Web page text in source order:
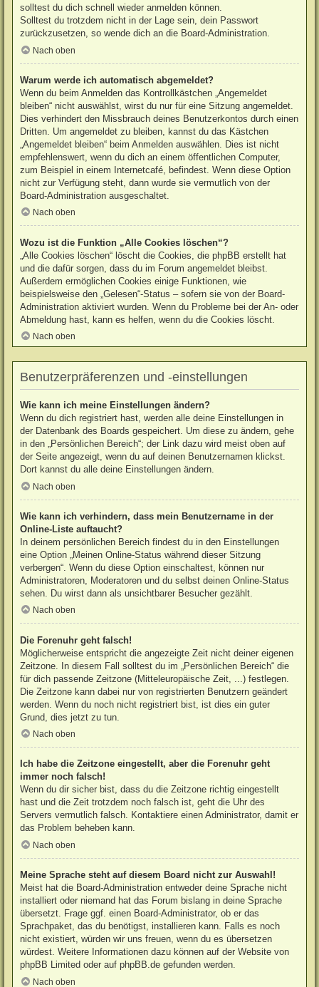
solltest du dich schnell wieder anmelden können.
Solltest du trotzdem nicht in der Lage sein, dein Passwort
zurückzusetzen, so wende dich an die Board-Administration.
Nach oben
Warum werde ich automatisch abgemeldet?
Wenn du beim Anmelden das Kontrollkästchen „Angemeldet
bleiben“ nicht auswählst, wirst du nur für eine Sitzung angemeldet.
Dies verhindert den Missbrauch deines Benutzerkontos durch einen
Dritten. Um angemeldet zu bleiben, kannst du das Kästchen
„Angemeldet bleiben“ beim Anmelden auswählen. Dies ist nicht
empfehlenswert, wenn du dich an einem öffentlichen Computer,
zum Beispiel in einem Internetcafé, befindest. Wenn diese Option
nicht zur Verfügung steht, dann wurde sie vermutlich von der
Board-Administration ausgeschaltet.
Nach oben
Wozu ist die Funktion „Alle Cookies löschen“?
„Alle Cookies löschen“ löscht die Cookies, die phpBB erstellt hat
und die dafür sorgen, dass du im Forum angemeldet bleibst.
Außerdem ermöglichen Cookies einige Funktionen, wie
beispielsweise den „Gelesen“-Status – sofern sie von der Board-
Administration aktiviert wurden. Wenn du Probleme bei der An- oder
Abmeldung hast, kann es helfen, wenn du die Cookies löscht.
Nach oben
Benutzerpräferenzen und -einstellungen
Wie kann ich meine Einstellungen ändern?
Wenn du dich registriert hast, werden alle deine Einstellungen in
der Datenbank des Boards gespeichert. Um diese zu ändern, gehe
in den „Persönlichen Bereich“; der Link dazu wird meist oben auf
der Seite angezeigt, wenn du auf deinen Benutzernamen klickst.
Dort kannst du alle deine Einstellungen ändern.
Nach oben
Wie kann ich verhindern, dass mein Benutzername in der
Online-Liste auftaucht?
In deinem persönlichen Bereich findest du in den Einstellungen
eine Option „Meinen Online-Status während dieser Sitzung
verbergen“. Wenn du diese Option einschaltest, können nur
Administratoren, Moderatoren und du selbst deinen Online-Status
sehen. Du wirst dann als unsichtbarer Besucher gezählt.
Nach oben
Die Forenuhr geht falsch!
Möglicherweise entspricht die angezeigte Zeit nicht deiner eigenen
Zeitzone. In diesem Fall solltest du im „Persönlichen Bereich“ die
für dich passende Zeitzone (Mitteleuropäische Zeit, ...) festlegen.
Die Zeitzone kann dabei nur von registrierten Benutzern geändert
werden. Wenn du noch nicht registriert bist, ist dies ein guter
Grund, dies jetzt zu tun.
Nach oben
Ich habe die Zeitzone eingestellt, aber die Forenuhr geht
immer noch falsch!
Wenn du dir sicher bist, dass du die Zeitzone richtig eingestellt
hast und die Zeit trotzdem noch falsch ist, geht die Uhr des
Servers vermutlich falsch. Kontaktiere einen Administrator, damit er
das Problem beheben kann.
Nach oben
Meine Sprache steht auf diesem Board nicht zur Auswahl!
Meist hat die Board-Administration entweder deine Sprache nicht
installiert oder niemand hat das Forum bislang in deine Sprache
übersetzt. Frage ggf. einen Board-Administrator, ob er das
Sprachpaket, das du benötigst, installieren kann. Falls es noch
nicht existiert, würden wir uns freuen, wenn du es übersetzen
würdest. Weitere Informationen dazu können auf der Website von
phpBB Limited oder aufphpBB.de gefunden werden.
Nach oben